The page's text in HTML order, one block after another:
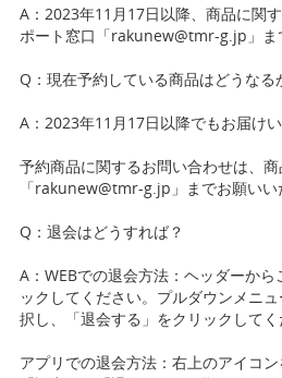
A：2023年11月17日以降、商品に関
ポート窓口「rakunew@tmr-g.jp 」
Q：現在予約している商品はどうなる
A：2023年11月17日以降でもお届けい
予約商品に関するお問い合わせは、
「rakunew@tmr-g.jp 」までお願いい
Q：退会はどうすれば？
A：WEBでの退会方法：ヘッダーか
ックしてください。プルダウンメニ
択し、「退会する」をクリックしてく
アプリでの退会方法：右上のアイコン